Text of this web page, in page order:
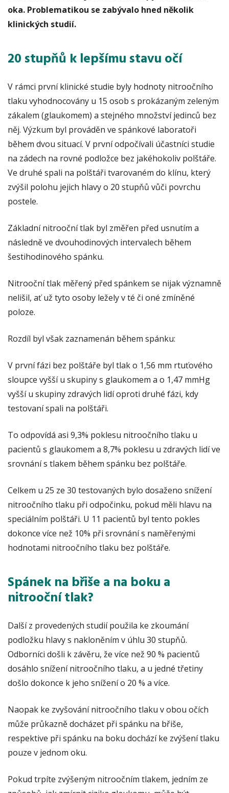
oka. Problematikou se zabývalo hned několik
klinických studií.
20 stupňů k lepšímu stavu očí
V rámci první klinické studie byly hodnoty nitroočního
tlaku vyhodnocovány u 15 osob s prokázaným zeleným
zákalem (glaukomem) a stejného množství jedinců bez
něj. Výzkum byl prováděn ve spánkové laboratoři
během dvou situací. V první odpočívali účastníci studie
na zádech na rovné podložce bez jakéhokoliv polštáře.
Ve druhé spali na polštáři tvarovaném do klínu, který
zvýšil polohu jejich hlavy o 20 stupňů vůči povrchu
postele.
Základní nitrooční tlak byl změřen před usnutím a
následně ve dvouhodinových intervalech během
šestihodinového spánku.
Nitrooční tlak měřený před spánkem se nijak významně
nelišil, ať už tyto osoby ležely v té či oné zmíněné
poloze.
Rozdíl byl však zaznamenán během spánku:
V první fázi bez polštáře byl tlak o 1,56 mm rtuťového
sloupce vyšší u skupiny s glaukomem a o 1,47 mmHg
vyšší u skupiny zdravých lidí oproti druhé fázi, kdy
testovaní spali na polštáři.
To odpovídá asi 9,3% poklesu nitroočního tlaku u
pacientů s glaukomem a 8,7% poklesu u zdravých lidí ve
srovnání s tlakem během spánku bez polštáře.
Celkem u 25 ze 30 testovaných bylo dosaženo snížení
nitroočního tlaku při odpočinku, pokud měli hlavu na
speciálním polštáři. U 11 pacientů byl tento pokles
dokonce více než 10% při srovnání s naměřenými
hodnotami nitroočního tlaku bez polštáře.
Spánek na břiše a na boku a
nitrooční tlak?
Další z provedených studií použila ke zkoumání
podložku hlavy s nakloněním v úhlu 30 stupňů.
Odborníci došli k závěru, že více než 90 % pacientů
dosáhlo snížení nitroočního tlaku, a u jedné třetiny
došlo dokonce k jeho snížení o 20 % a více.
Naopak ke zvyšování nitroočního tlaku v obou očích
může průkazně docházet při spánku na břiše,
respektive při spánku na boku dochází ke zvýšení tlaku
pouze v jednom oku.
Pokud trpíte zvýšeným nitroočním tlakem, jedním ze